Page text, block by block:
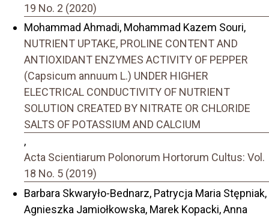
19 No. 2 (2020)
Mohammad Ahmadi, Mohammad Kazem Souri,
NUTRIENT UPTAKE, PROLINE CONTENT AND
ANTIOXIDANT ENZYMES ACTIVITY OF PEPPER
(Capsicum annuum L.) UNDER HIGHER
ELECTRICAL CONDUCTIVITY OF NUTRIENT
SOLUTION CREATED BY NITRATE OR CHLORIDE
SALTS OF POTASSIUM AND CALCIUM
,
Acta Scientiarum Polonorum Hortorum Cultus: Vol.
18 No. 5 (2019)
Barbara Skwaryło-Bednarz, Patrycja Maria Stępniak,
Agnieszka Jamiołkowska, Marek Kopacki, Anna